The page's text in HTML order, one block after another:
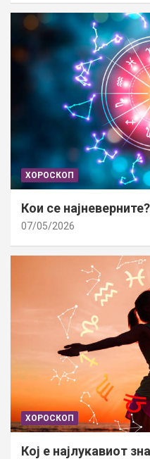
ХОРОСКОП
Кои се најневерните?
07/05/2026
ХОРОСКОП
Кој е најлукавиот